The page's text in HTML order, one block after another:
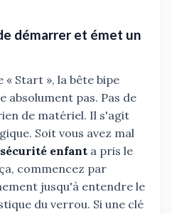
démarrer et émet un
« Start », la bête bipe
absolument pas. Pas de
de matériel. Il s'agit
Soit vous avez mal
sécurité enfant a pris le
commencez par
jusqu'à entendre le
du verrou. Si une clé